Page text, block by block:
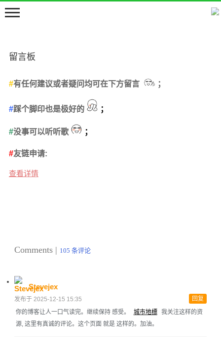
留言板
#有任何建议或者疑问均可在下方留言 ；
#踩个脚印也是极好的 ；
#没事可以听听歌 ；
#友链申请:
查看详情
Comments | 105 条评论
Stevejex
回复
发布于 2025-12-15 15:35
你的博客让人一口气读完。继续保持 感受。
城市地標 我关注这样的资
源, 这里有真诚的评论。这个页面 就是 这样的。加油。
首页
嘀嘀咕咕
留言板